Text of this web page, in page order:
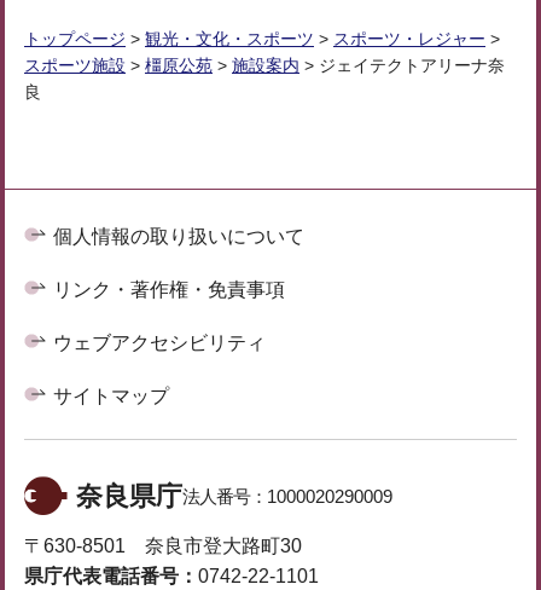
トップページ > 観光・文化・スポーツ > スポーツ・レジャー >
スポーツ施設 > 橿原公苑 > 施設案内 > ジェイテクトアリーナ奈
良
個人情報の取り扱いについて
リンク・著作権・免責事項
ウェブアクセシビリティ
サイトマップ
奈良県庁法人番号： 1000020290009
〒630-8501 奈良市登大路町30
県庁代表電話番号： 0742-22-1101